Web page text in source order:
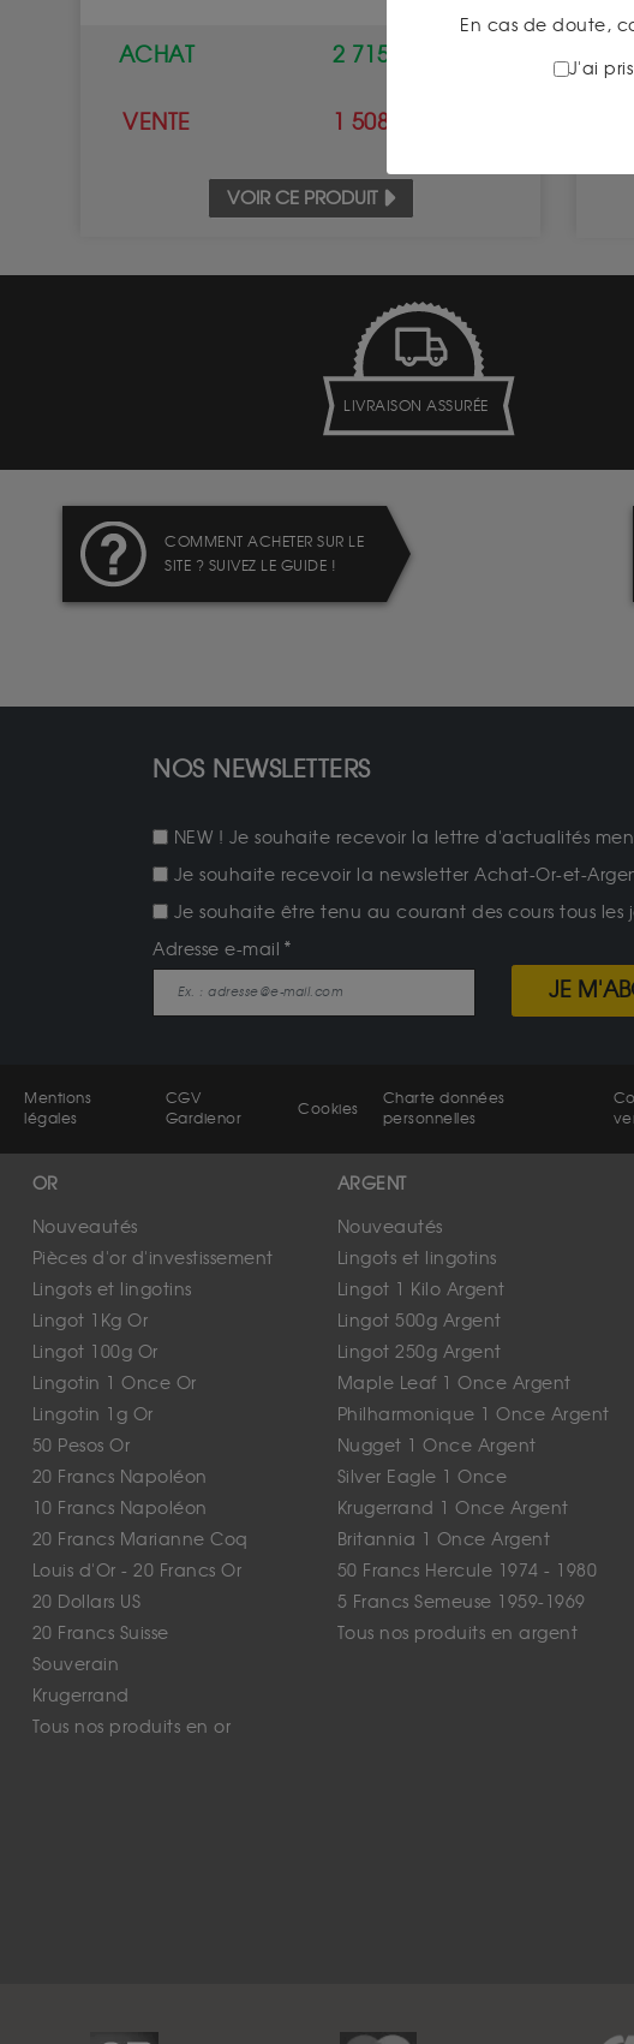
ACHAT 2 715.00 €
VENTE 1 508.00 €
VOIR CE PRODUIT
LIVRAISON ASSURÉE
COMMENT ACHETER SUR LE
SITE ? SUIVEZ LE GUIDE !
NOS NEWSLETTERS
NEW ! Je souhaite recevoir la lettre d'actualités
Je souhaite recevoir la newsletter Achat-Or-et-
Je souhaite être tenu au courant des cours tous les
Adresse e-mail
JE
Mentions
légales
CGV
Gardienor
Cookies
Charte données
personnelles
OR
Nouveautés
Pièces d'or d'investissement
Lingots et lingotins
Lingot 1Kg Or
Lingot 100g Or
Lingotin 1 Once Or
Lingotin 1g Or
50 Pesos Or
20 Francs Napoléon
10 Francs Napoléon
20 Francs Marianne Coq
Louis d'Or - 20 Francs Or
20 Dollars US
20 Francs Suisse
Souverain
Krugerrand
Tous nos produits en or
ARGENT
Nouveautés
Lingots et lingotins
Lingot 1 Kilo Argent
Lingot 500g Argent
Lingot 250g Argent
Maple Leaf 1 Once Argent
Philharmonique 1 Once Argent
Nugget 1 Once Argent
Silver Eagle 1 Once
Krugerrand 1 Once Argent
Britannia 1 Once Argent
50 Francs Hercule 1974 - 1980
5 Francs Semeuse 1959-1969
Tous nos produits en argent
En cas de doute,
J'ai